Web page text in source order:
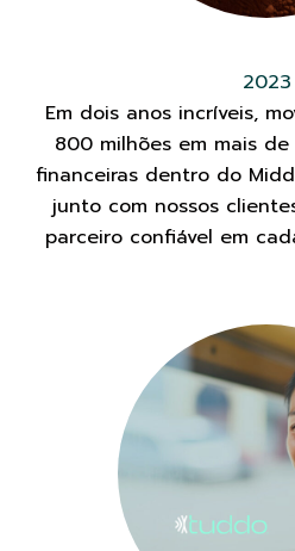
2023
Em dois anos incríveis,
800 milhões em mais
financeiras dentro do
junto com nossos
parceiro confiável em